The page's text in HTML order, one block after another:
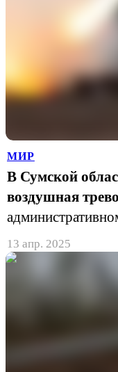
МИР
В Сумской
воздушная
13 апр. 2025